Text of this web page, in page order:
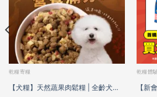
乾糧寄糧
【犬糧】天然蔬果肉鬆糧 | 全齡犬適
乾糧體
【新